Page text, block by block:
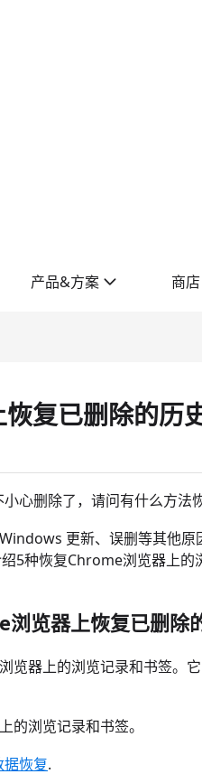
产品&方案 商店
复已删除的历
心删除了，请问有什么方法
更新、误删等其他
5种恢复Chrome浏览器上的
览器上恢复已删除
览器上的浏览记录和书签。
浏览记录和书签。
据恢复.